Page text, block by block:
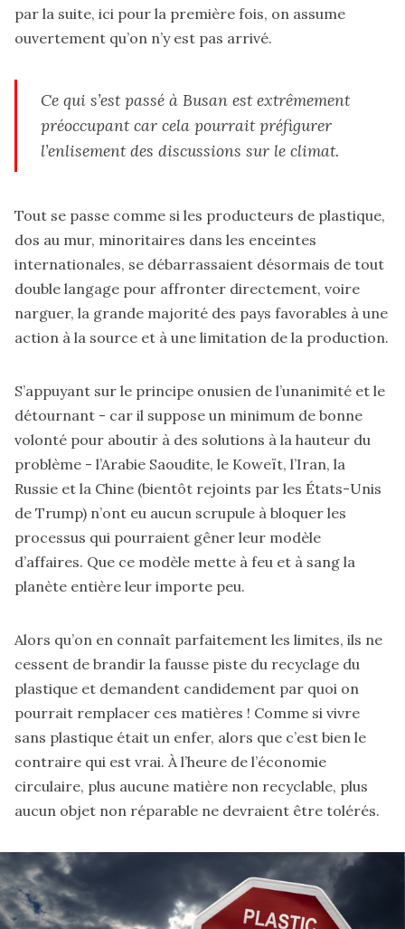
par la suite, ici pour la première fois, on assume
ouvertement qu’on n’y est pas arrivé.
Ce qui s’est passé à Busan est extrêmement
préoccupant car cela pourrait préfigurer
l’enlisement des discussions sur le climat.
Tout se passe comme si les producteurs de plastique,
dos au mur, minoritaires dans les enceintes
internationales, se débarrassaient désormais de tout
double langage pour affronter directement, voire
narguer, la grande majorité des pays favorables à une
action à la source et à une limitation de la production.
S’appuyant sur le principe onusien de l’unanimité et le
détournant - car il suppose un minimum de bonne
volonté pour aboutir à des solutions à la hauteur du
problème - l’Arabie Saoudite, le Koweït, l’Iran, la
Russie et la Chine (bientôt rejoints par les États-Unis
de Trump) n’ont eu aucun scrupule à bloquer les
processus qui pourraient gêner leur modèle
d’affaires. Que ce modèle mette à feu et à sang la
planète entière leur importe peu.
Alors qu’on en connaît parfaitement les limites, ils ne
cessent de brandir la fausse piste du recyclage du
plastique et demandent candidement par quoi on
pourrait remplacer ces matières ! Comme si vivre
sans plastique était un enfer, alors que c’est bien le
contraire qui est vrai. À l’heure de l’économie
circulaire, plus aucune matière non recyclable, plus
aucun objet non réparable ne devraient être tolérés.